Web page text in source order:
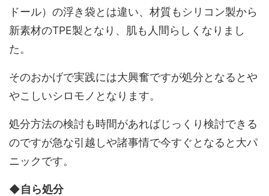
ドール）の浮き袋とは違い、材質もシリコン製から
新素材のTPE製となり、肌も人間らしくなりまし
た。
そのおかげで実践には大興奮ですが処分となるとや
やこしいシロモノとなります。
処分方法の検討も時間があればじっくり検討できる
のですが急な引越しや諸事情で今すぐとなると大パ
ニックです。
◆自ら処分